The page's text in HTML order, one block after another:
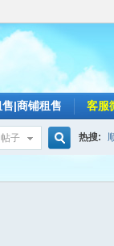
售|商铺租售 客服
帖子 热搜: